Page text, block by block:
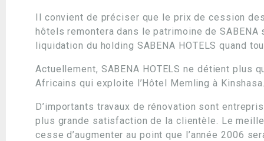
Il convient de préciser que le prix de cession
hôtels remontera dans le patrimoine de
liquidation du holding SABENA HOTELS quand
Actuellement, SABENA HOTELS ne détient plus
Africains qui exploite l’Hôtel Memling à
D’importants travaux de rénovation sont
plus grande satisfaction de la clientèle. Le
cesse d’augmenter au point que l’année 2006